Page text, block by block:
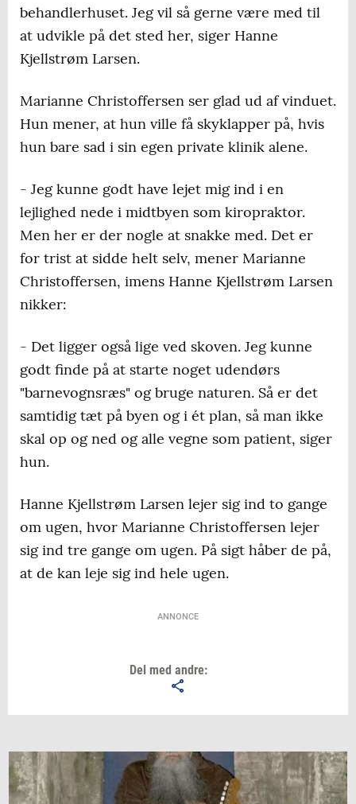
behandlerhuset. Jeg vil så gerne være med til
at udvikle på det sted her, siger Hanne
Kjellstrøm Larsen.
Marianne Christoffersen ser glad ud af vinduet.
Hun mener, at hun ville få skyklapper på, hvis
hun bare sad i sin egen private klinik alene.
- Jeg kunne godt have lejet mig ind i en
lejlighed nede i midtbyen som kiropraktor.
Men her er der nogle at snakke med. Det er
for trist at sidde helt selv, mener Marianne
Christoffersen, imens Hanne Kjellstrøm Larsen
nikker:
- Det ligger også lige ved skoven. Jeg kunne
godt finde på at starte noget udendørs
"barnevognsræs" og bruge naturen. Så er det
samtidig tæt på byen og i ét plan, så man ikke
skal op og ned og alle vegne som patient, siger
hun.
Hanne Kjellstrøm Larsen lejer sig ind to gange
om ugen, hvor Marianne Christoffersen lejer
sig ind tre gange om ugen. På sigt håber de på,
at de kan leje sig ind hele ugen.
ANNONCE
Del med andre: